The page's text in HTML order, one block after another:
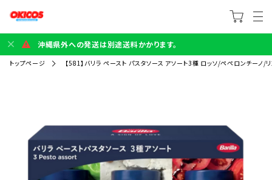
沖縄県外への発送は別途送料かかります。
トップページ 【581】バリラ ペースト パスタソース アソート3種 ロッソ/ペペロンチーノ/